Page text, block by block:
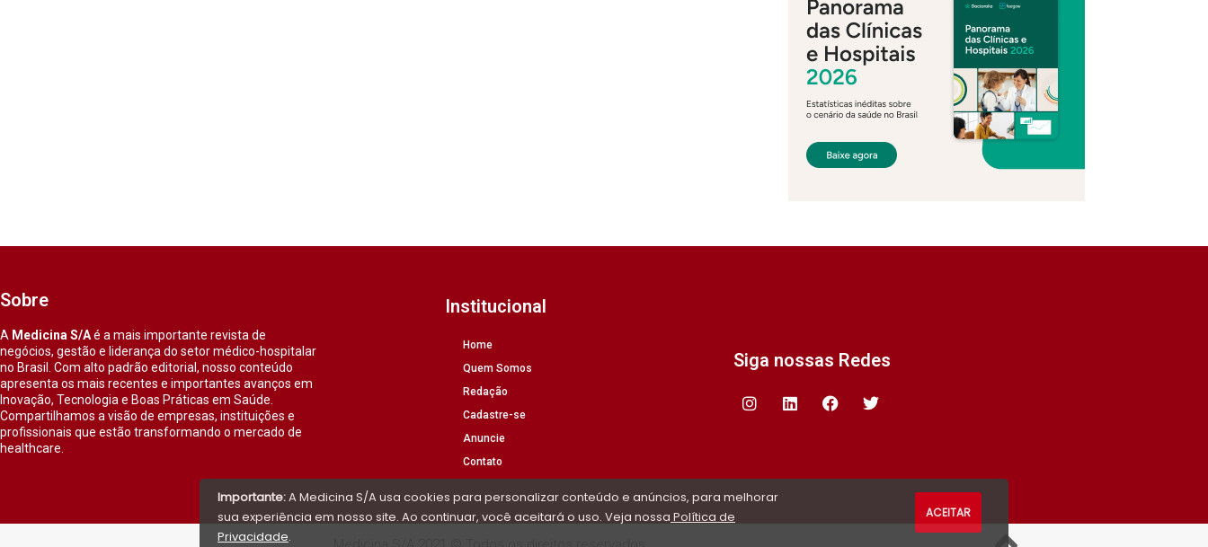
Sobre
A Medicina S/Aé a mais importante revista de
negócios, gestão e liderança do setor médico-hospitalar
no Brasil. Com alto padrão editorial, nosso conteúdo
apresenta os mais recentes e importantes avanços em
Inovação, Tecnologia e Boas Práticas em Saúde.
Compartilhamos a visão de empresas, instituições e
profissionais que estão transformando o mercado de
healthcare.
Institucional
Home
Quem Somos
Redação
Cadastre-se
Anuncie
Contato
Siga nossas Redes
Importante:A Medicina S/A usa cookies para personalizar conteúdo e anúncios, para melhorar
sua experiência em nosso site. Ao continuar, você aceitará o uso. Veja nossa Política de
Privacidade.
ACEITAR